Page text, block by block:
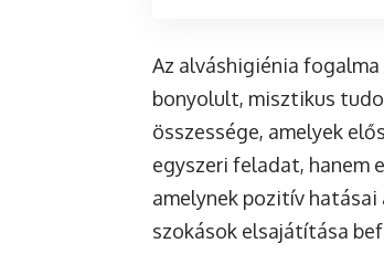
Az alváshigiénia
bonyolult, misztikus
összessége, amelyek
egyszeri feladat,
amelynek pozitív
szokások elsajátítása